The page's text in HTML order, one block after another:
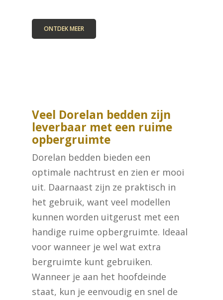
ONTDEK MEER
Veel Dorelan bedden zijn
leverbaar met een ruime
opbergruimte
Dorelan bedden bieden een
optimale nachtrust en zien er mooi
uit. Daarnaast zijn ze praktisch in
het gebruik, want veel modellen
kunnen worden uitgerust met een
handige ruime opbergruimte. Ideaal
voor wanneer je wel wat extra
bergruimte kunt gebruiken.
Wanneer je aan het hoofdeinde
staat, kun je eenvoudig en snel de